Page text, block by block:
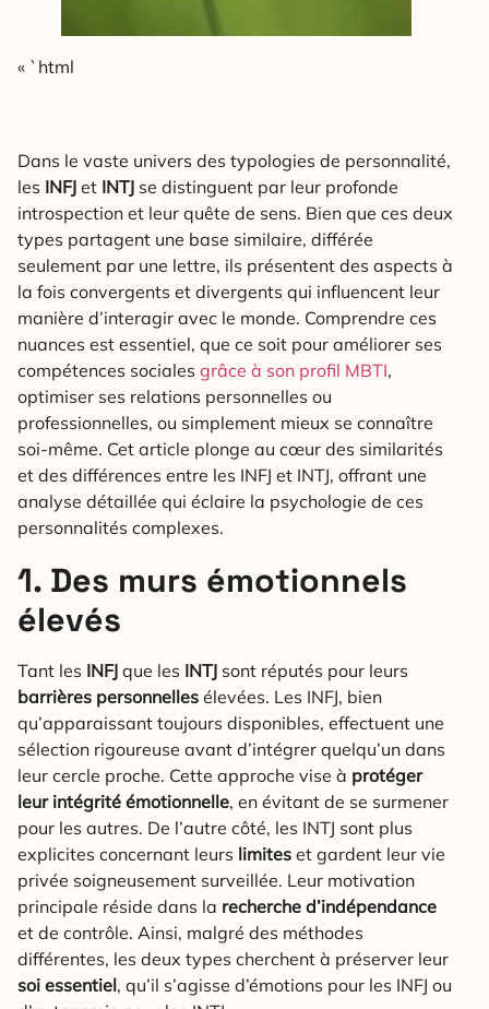
« `html
Dans le vaste univers des typologies de personnalité,
les INFJ et INTJ se distinguent par leur profonde
introspection et leur quête de sens. Bien que ces deux
types partagent une base similaire, différée
seulement par une lettre, ils présentent des aspects à
la fois convergents et divergents qui influencent leur
manière d’interagir avec le monde. Comprendre ces
nuances est essentiel, que ce soit pour améliorer ses
compétences sociales grâce à son profil MBTI,
optimiser ses relations personnelles ou
professionnelles, ou simplement mieux se connaître
soi-même. Cet article plonge au cœur des similarités
et des différences entre les INFJ et INTJ, offrant une
analyse détaillée qui éclaire la psychologie de ces
personnalités complexes.
1. Des murs émotionnels
élevés
Tant les INFJ que les INTJ sont réputés pour leurs
barrières personnelles élevées. Les INFJ, bien
qu’apparaissant toujours disponibles, effectuent une
sélection rigoureuse avant d’intégrer quelqu’un dans
leur cercle proche. Cette approche vise à protéger
leur intégrité émotionnelle, en évitant de se surmener
pour les autres. De l’autre côté, les INTJ sont plus
explicites concernant leurs limites et gardent leur vie
privée soigneusement surveillée. Leur motivation
principale réside dans la recherche d’indépendance
et de contrôle. Ainsi, malgré des méthodes
différentes, les deux types cherchent à préserver leur
soi essentiel, qu’il s’agisse d’émotions pour les INFJ ou